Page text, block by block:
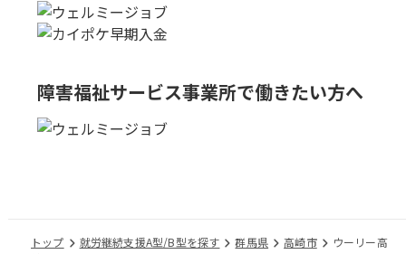
障害福祉サービス事業所で働きたい方へ
トップ 就労継続支援A型/B型を探す 群馬県 高崎市
ウーリー高